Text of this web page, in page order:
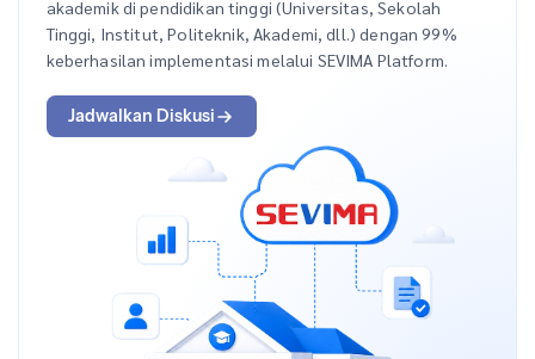
akademik di pendidikan tinggi (Universitas, Sekolah
Tinggi, Institut, Politeknik, Akademi, dll.) dengan 99%
keberhasilan implementasi melalui SEVIMA Platform.
Jadwalkan Diskusi